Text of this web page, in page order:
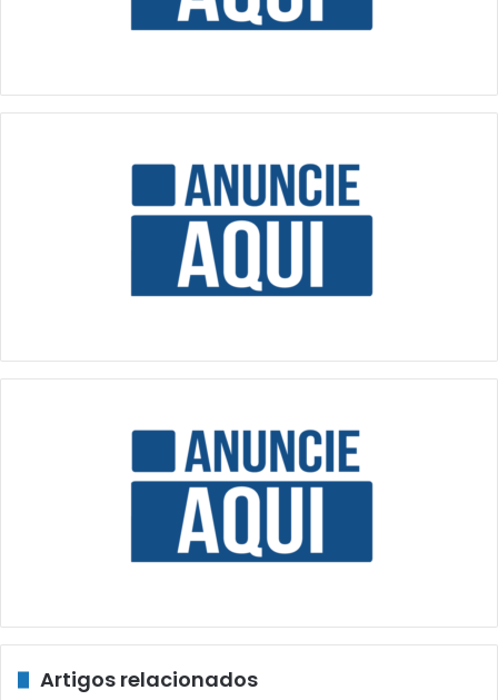
Artigos relacionados